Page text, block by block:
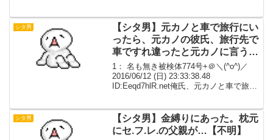
が二人の嘘（女性側の浮気...
シタ男
【シタ男】元カノと車で旅行にい
ったら、元カノの彼氏、旅行先で
車ですれ違ったと元カノに言う
【不明】
1： 名も無き被検体774号+＠＼(^o^)／
2016/06/12 (日) 23:33:38.48
ID:Eeqd7hlR.net俺氏、元カノと車で旅行
くの...
シタ男
【シタ男】金縛りにあった。枕元
にセ.フ.レ.の父親が…【不明】